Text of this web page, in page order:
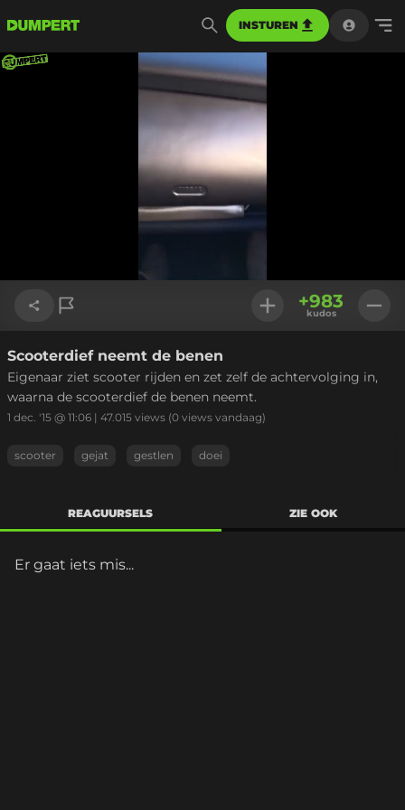
INSTUREN
Link kopiëren
+983
kudos
Scooterdief neemt de benen
Eigenaar ziet scooter rijden en zet zelf de achtervolging in,
waarna de scooterdief de benen neemt.
1 dec. '15 @ 11:06 | 47.015 views (0 views vandaag)
scooter gejat gestlen doei
REAGUURSELS ZIE OOK
Er gaat iets mis...